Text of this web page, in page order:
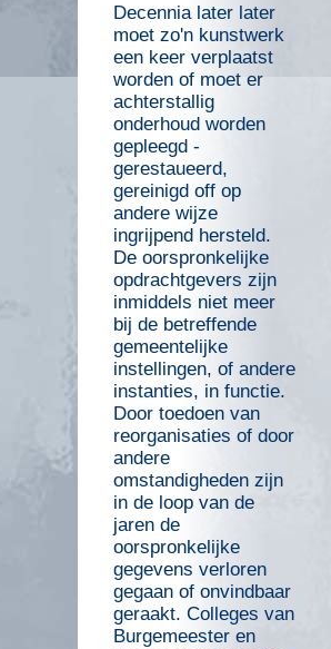
Decennia later later
moet zo'n kunstwerk
een keer verplaatst
worden of moet er
achterstallig
onderhoud worden
gepleegd -
gerestaueerd,
gereinigd off op
andere wijze
ingrijpend hersteld.
De oorspronkelijke
opdrachtgevers zijn
inmiddels niet meer
bij de betreffende
gemeentelijke
instellingen, of andere
instanties, in functie.
Door toedoen van
reorganisaties of door
andere
omstandigheden zijn
in de loop van de
jaren de
oorspronkelijke
gegevens verloren
gegaan of onvindbaar
geraakt. Colleges van
Burgemeester en